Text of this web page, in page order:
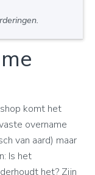
komt het
overname
van aard) maar
Is het
het? Zijn